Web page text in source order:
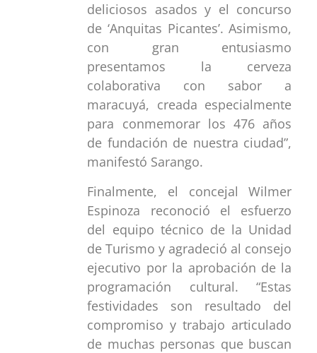
deliciosos asados y el concurso
de ‘Anquitas Picantes’. Asimismo,
con gran entusiasmo
presentamos la cerveza
colaborativa con sabor a
maracuyá, creada especialmente
para conmemorar los 476 años
de fundación de nuestra ciudad”,
manifestó Sarango.
Finalmente, el concejal Wilmer
Espinoza reconoció el esfuerzo
del equipo técnico de la Unidad
de Turismo y agradeció al consejo
ejecutivo por la aprobación de la
programación cultural. “Estas
festividades son resultado del
compromiso y trabajo articulado
de muchas personas que buscan